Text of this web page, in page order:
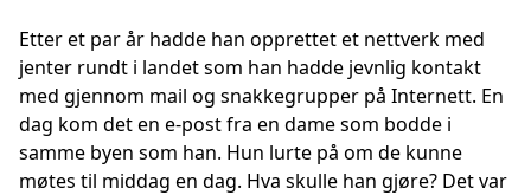
Etter et par år hadde han opprettet et nettverk med
jenter rundt i landet som han hadde jevnlig kontakt
med gjennom mail og snakkegrupper på Internett. En
dag kom det en e-post fra en dame som bodde i
samme byen som han. Hun lurte på om de kunne
møtes til middag en dag. Hva skulle han gjøre? Det var